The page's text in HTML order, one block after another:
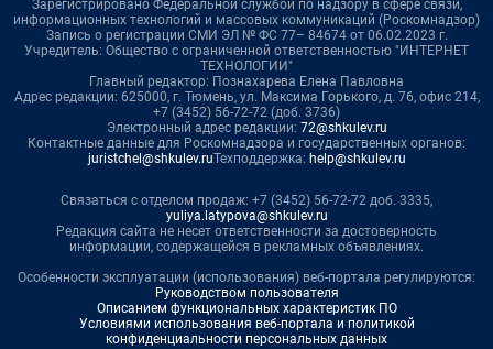
Зарегистрировано Федеральной службой по надзору в сфере связи,
информационных технологий и массовых коммуникаций (Роскомнадзор)
Запись о регистрации СМИ ЭЛ № ФС 77– 84674 от 06.02.2023 г.
Учредитель: Общество с ограниченной ответственностью "ИНТЕРНЕТ
ТЕХНОЛОГИИ"
Главный редактор: Познахарева Елена Павловна
Адрес редакции: 625000, г. Тюмень, ул. Максима Горького, д. 76, офис 214,
+7 (3452) 56-72-72 (доб. 3736)
Электронный адрес редакции: 72@shkulev.ru
Контактные данные для Роскомнадзора и государственных органов:
juristchel@shkulev.ruТехподдержка: help@shkulev.ru
Связаться с отделом продаж: +7 (3452) 56-72-72 доб. 3335,
yuliya.latypova@shkulev.ru
Редакция сайта не несет ответственности за достоверность
информации, содержащейся в рекламных объявлениях.
Особенности эксплуатации (использования) веб-портала регулируются:
Руководством пользователя
Описанием функциональных характеристик ПО
Условиями использования веб-портала и политикой
конфиденциальности персональных данных